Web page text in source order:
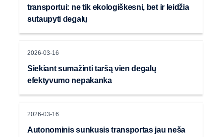
transportui: ne tik ekologiškesni, bet ir leidžia
sutaupyti degalų
2026-03-16
Siekiant sumažinti taršą vien degalų
efektyvumo nepakanka
2026-03-16
Autonominis sunkusis transportas jau neša